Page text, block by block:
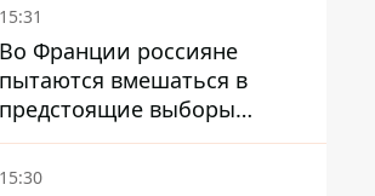
15:31
Во Франции россияне
пытаются вмешаться в
предстоящие выборы
президента благодаря
ботам
15:30